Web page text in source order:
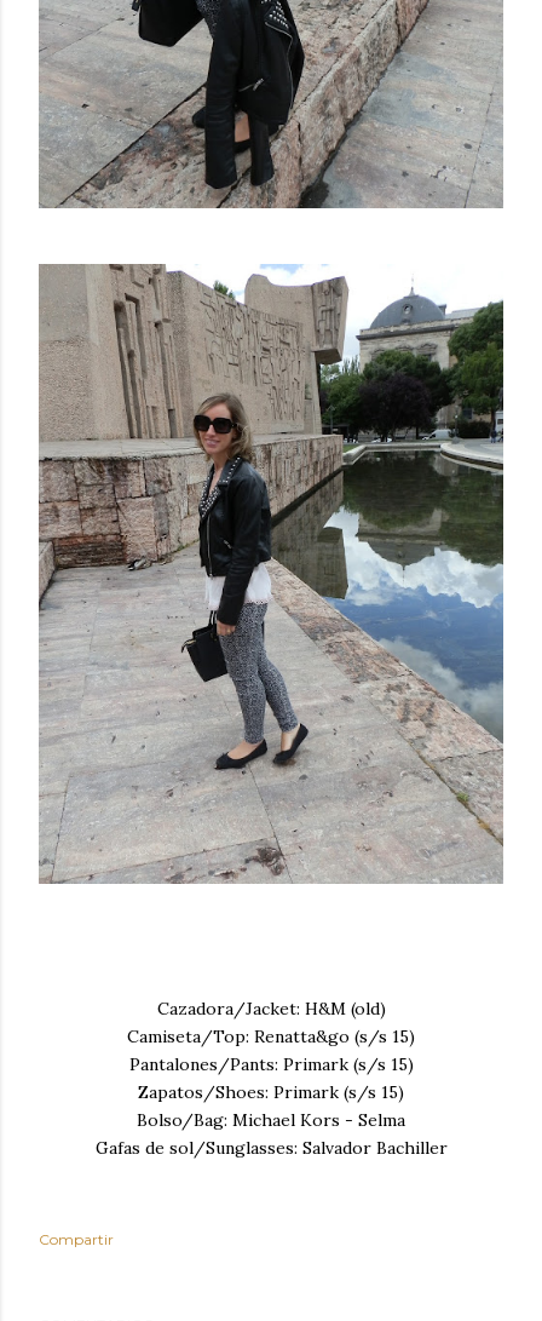
Cazadora/Jacket: H&M (old)
Camiseta/Top: Renatta&go (s/s 15)
Pantalones/Pants: Primark (s/s 15)
Zapatos/Shoes: Primark (s/s 15)
Bolso/Bag: Michael Kors - Selma
Gafas de sol/Sunglasses: Salvador Bachiller
Compartir